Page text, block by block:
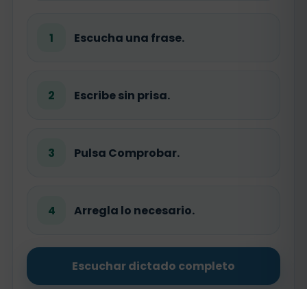
1 Escucha una frase.
2 Escribe sin prisa.
3 Pulsa Comprobar.
4 Arregla lo necesario.
Escuchar dictado completo